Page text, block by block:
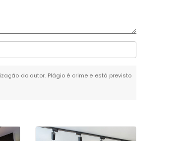
do autor. Plágio é crime e está previsto